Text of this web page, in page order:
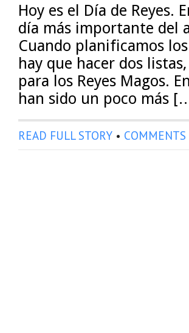
Hoy es el Día de Reyes.
día más importante del
Cuando planificamos
hay que hacer dos
para los Reyes Magos.
han sido un poco más
READ FULL STORY •